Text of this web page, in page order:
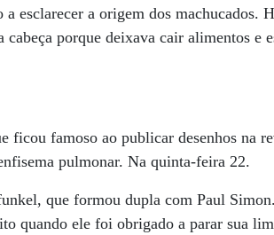
esclarecer a origem dos machucados.
porque deixava cair alimentos e
ficou famoso ao publicar desenhos na
pulmonar. Na quinta-feira 22.
que formou dupla com Paul
quando ele foi obrigado a parar sua